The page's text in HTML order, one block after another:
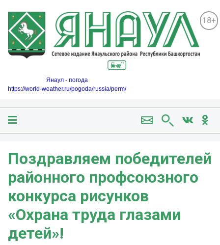
18+
Янаул - погода
https://world-weather.ru/pogoda/russia/perm/
Поздравляем победителей
районного профсоюзного
конкурса рисунков
«Охрана труда глазами
детей»!